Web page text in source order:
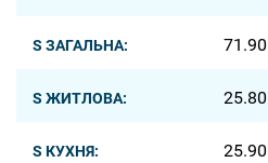
S ЗАГАЛЬНА: 71.90
S ЖИТЛОВА: 25.80
S КУХНЯ: 25.90